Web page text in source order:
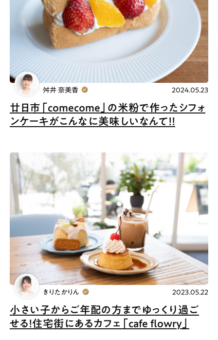
お問合せ 利用規約
廿日市「comecome」の米粉で作ったシフォ
ンケーキがこんなに美味しいなんて！！
舛井 奈美香 2024.05.23
小さい子からご年配の方までゆっくり過ご
せる！住宅街にあるカフェ「cafe flowry」
きりたかりん 2023.05.22